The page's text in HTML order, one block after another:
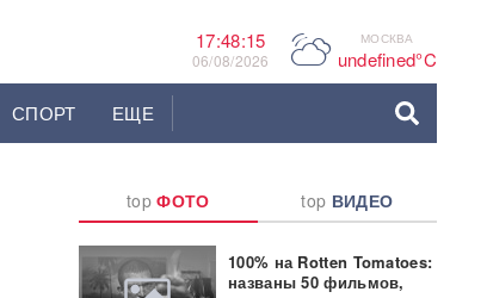
17:48:16
06/08/2026 P МОСКВА
undefined°C
СПОРТ ЕЩЕ
topФОТО top ВИДЕО
100% на Rotten Tomatoes:
названы 50 фильмов,